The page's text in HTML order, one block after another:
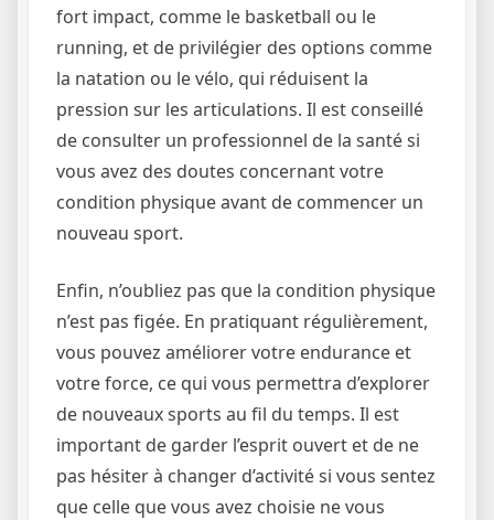
fort impact, comme le basketball ou le
running, et de privilégier des options comme
la natation ou le vélo, qui réduisent la
pression sur les articulations. Il est conseillé
de consulter un professionnel de la santé si
vous avez des doutes concernant votre
condition physique avant de commencer un
nouveau sport.
Enfin, n’oubliez pas que la condition physique
n’est pas figée. En pratiquant régulièrement,
vous pouvez améliorer votre endurance et
votre force, ce qui vous permettra d’explorer
de nouveaux sports au fil du temps. Il est
important de garder l’esprit ouvert et de ne
pas hésiter à changer d’activité si vous sentez
que celle que vous avez choisie ne vous